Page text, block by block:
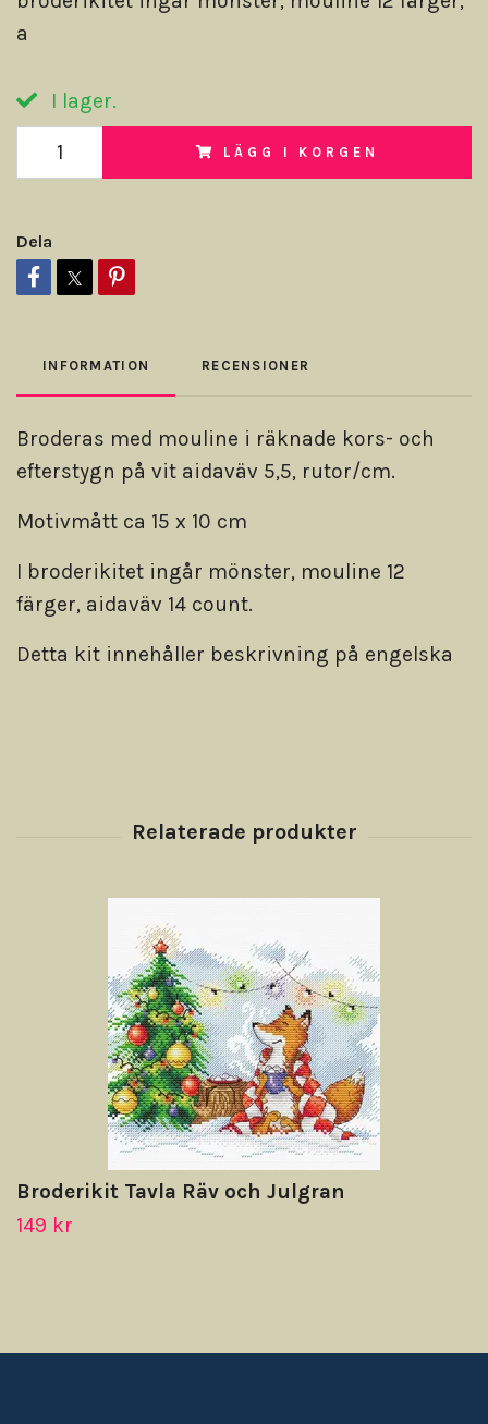
a
I lager.
LÄGG I KORGEN
Dela
INFORMATION RECENSIONER
Broderas med mouline i räknade kors- och
efterstygn på vit aidaväv 5,5, rutor/cm.
Motivmått ca 15 x 10 cm
I broderikitet ingår mönster, mouline 12
färger, aidaväv 14 count.
Detta kit innehåller beskrivning på engelska
Broderikit Tavla Räv och Julgran
149 kr